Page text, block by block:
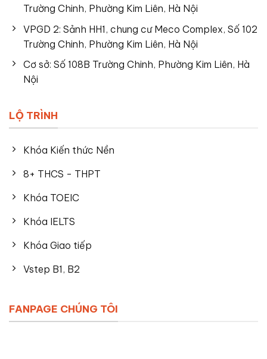
Trường Chinh, Phường Kim Liên, Hà Nội
VPGD 2: Sảnh HH1, chung cư Meco Complex, Số 102
Trường Chinh, Phường Kim Liên, Hà Nội
Cơ sở: Số 108B Trường Chinh, Phường Kim Liên, Hà
Nội
LỘ TRÌNH
Khóa Kiến thức Nền
8+ THCS - THPT
Khóa TOEIC
Khóa IELTS
Khóa Giao tiếp
Vstep B1, B2
FANPAGE CHÚNG TÔI